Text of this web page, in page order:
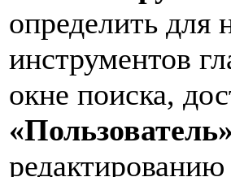
определить для
инструментов
окне поиска,
«Пользователь»